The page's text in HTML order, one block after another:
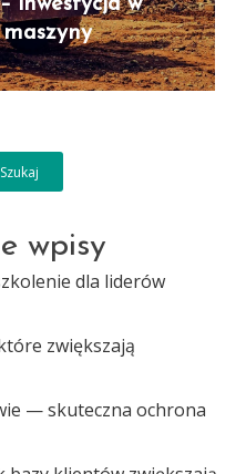
inwestycja w
Szukaj
wpisy
dla liderów
zwiększają
— skuteczna ochrona